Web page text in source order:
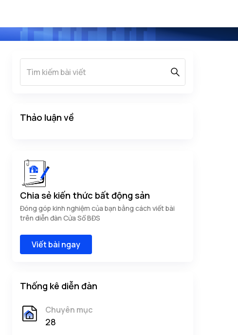
Thảo luận về
Chia sẻ kiến thức bất động sản
Đóng góp kinh nghiệm của bạn bằng cách viết bài
trên diễn đàn Cửa Sổ BĐS
Viết bài ngay
Thống kê diễn đàn
Chuyên mục
28